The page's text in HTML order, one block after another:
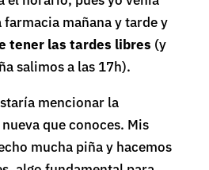
mañana y tarde y
tener las tardes libres (y
salimos a las 17h).
mencionar la
que conoces. Mis
mucha piña y hacemos